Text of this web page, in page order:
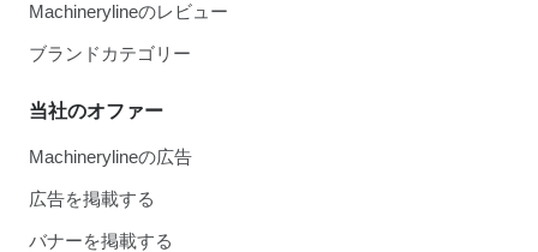
Machinerylineのレビュー
ブランドカテゴリー
当社のオファー
Machinerylineの広告
広告を掲載する
バナーを掲載する